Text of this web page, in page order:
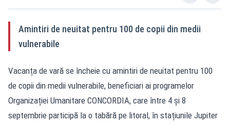
Amintiri de neuitat pentru 100 de copii din medii
vulnerabile
Vacanța de vară se încheie cu amintiri de neuitat pentru 100
de copii din medii vulnerabile, beneficiari ai programelor
Organizației Umanitare CONCORDIA, care între 4 și 8
septembrie participă la o tabără pe litoral, în stațiunile Jupiter